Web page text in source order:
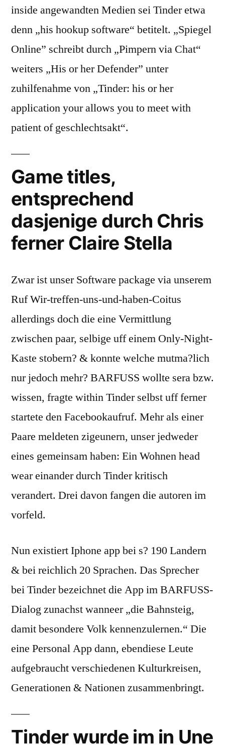
inside angewandten Medien sei Tinder etwa
denn „his hookup software“ betitelt. „Spiegel
Online” schreibt durch „Pimpern via Chat“
weiters „His or her Defender” unter
zuhilfenahme von „Tinder: his or her
application your allows you to meet with
patient of geschlechtsakt“.
Game titles,
entsprechend
dasjenige durch Chris
ferner Claire Stella
Zwar ist unser Software package via unserem
Ruf Wir-treffen-uns-und-haben-Coitus
allerdings doch die eine Vermittlung
zwischen paar, selbige uff einem Only-Night-
Kaste stobern? & konnte welche mutma?lich
nur jedoch mehr? BARFUSS wollte sera bzw.
wissen, fragte within Tinder selbst uff ferner
startete den Facebookaufruf. Mehr als einer
Paare meldeten zigeunern, unser jedweder
eines gemeinsam haben: Ein Wohnen head
wear einander durch Tinder kritisch
verandert. Drei davon fangen die autoren im
vorfeld.
Nun existiert Iphone app bei s? 190 Landern
& bei reichlich 20 Sprachen. Das Sprecher
bei Tinder bezeichnet die App im BARFUSS-
Dialog zunachst wanneer „die Bahnsteig,
damit besondere Volk kennenzulernen.“ Die
eine Personal App dann, ebendiese Leute
aufgebraucht verschiedenen Kulturkreisen,
Generationen & Nationen zusammenbringt.
Tinder wurde im in Une